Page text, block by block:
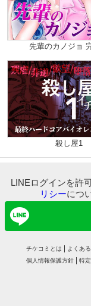
先輩のカノジョ
殺し屋1
LINEログインを許
リシーにつ
チケコミとは よくあ
個人情報保護方針
特